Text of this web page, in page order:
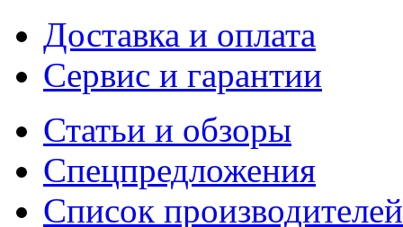
Доставка и оплата
Сервис и гарантии
Статьи и обзоры
Спецпредложения
Список производителей